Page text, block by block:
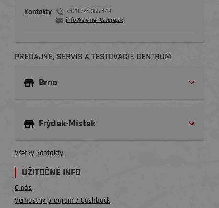
Kontakty
+420 724 366 440
info@elementstore.sk
PREDAJNE, SERVIS A TESTOVACIE CENTRUM
Brno
Frýdek-Místek
Všetky kontakty
UŽITOČNÉ INFO
O nás
Vernostný program / Cashback